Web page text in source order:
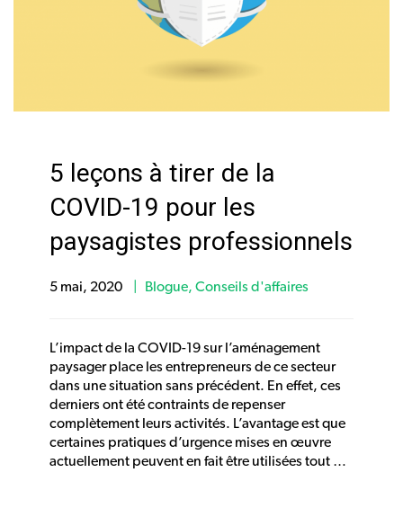
5 leçons à tirer de la
COVID-19 pour les
paysagistes professionnels
5 mai, 2020 Blogue, Conseils d'affaires
L’impact de la COVID-19 sur l’aménagement
paysager place les entrepreneurs de ce secteur
dans une situation sans précédent. En effet, ces
derniers ont été contraints de repenser
complètement leurs activités. L’avantage est que
certaines pratiques d’urgence mises en œuvre
actuellement peuvent en fait être utilisées tout …